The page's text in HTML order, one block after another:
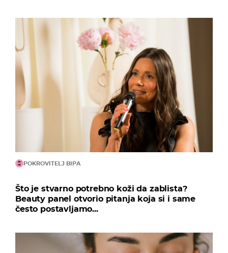
POKROVITELJ BIPA
Što je stvarno potrebno koži da zablista?
Beauty panel otvorio pitanja koja si i same
često postavljamo...